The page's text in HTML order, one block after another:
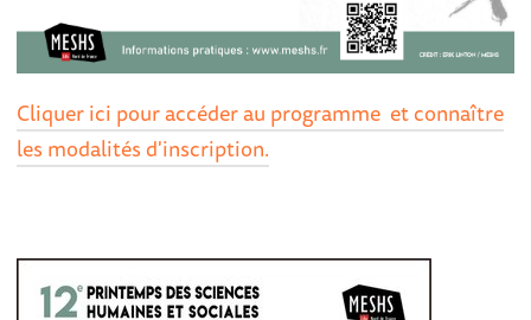
Cliquer ici pour accéder au programme et connaître
les modalités d'inscription.